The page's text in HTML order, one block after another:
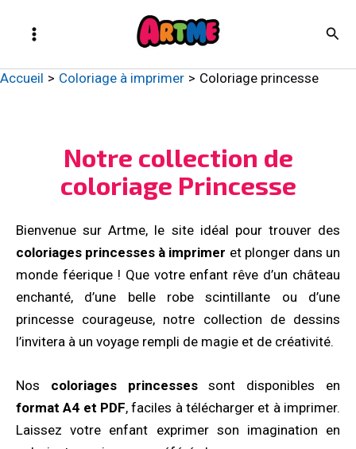
Accueil Coloriage à imprimer Coloriage princesse​
Notre collection de
coloriage Princesse
Bienvenue sur Artme, le site idéal pour trouver des
coloriages princesses à imprimer et plonger dans un
monde féerique ! Que votre enfant rêve d’un château
enchanté, d’une belle robe scintillante ou d’une
princesse courageuse, notre collection de dessins
l’invitera à un voyage rempli de magie et de créativité.
Nos coloriages princessessont disponibles en
format A4 et PDF, faciles à télécharger et à imprimer.
Laissez votre enfant exprimer son imagination en